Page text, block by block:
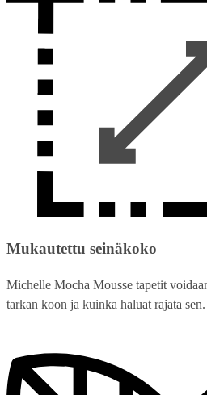
Mukautettu seinäkoko
Michelle Mocha Mousse tapetit
tarkan koon ja kuinka haluat rajata sen.